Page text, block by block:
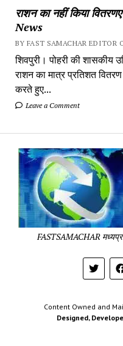
राशन का नहीं किया
News
BY FAST SAMACHAR EDITOR
शिवपुरी। पोहरी की शासकीय
राशन का मात्र प्रतिशत
करते हुए...
Leave a Comment
FASTSAMACHAR
Content Owned and
Designed,